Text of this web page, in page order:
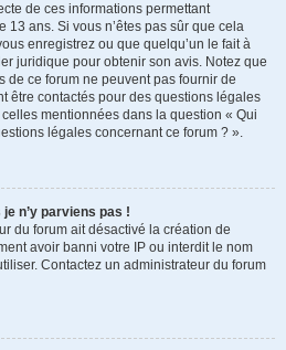
de ces informations permettant
13 ans. Si vous n’êtes pas sûr que cela
enregistrez ou que quelqu’un le fait à
juridique pour obtenir son avis. Notez que
de ce forum ne peuvent pas fournir de
être contactés pour des questions légales
mentionnées dans la question « Qui
légales concernant ce forum ? ».
n’y parviens pas !
du forum ait désactivé la création de
avoir banni votre IP ou interdit le nom
Contactez un administrateur du forum